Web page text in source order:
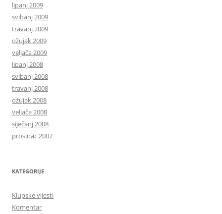
lipanj 2009
svibanj 2009
travanj 2009
ožujak 2009
veljača 2009
lipanj 2008
svibanj 2008
travanj 2008
ožujak 2008
veljača 2008
siječanj 2008
prosinac 2007
KATEGORIJE
Klupske vijesti
Komentar